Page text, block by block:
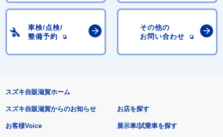
車検/点検/
整備予約
その他の
お問い合わせ
スズキ自販滋賀ホーム
スズキ自販滋賀からのお知らせ
お客様Voice
お店を探す
展示車/試乗車を探す